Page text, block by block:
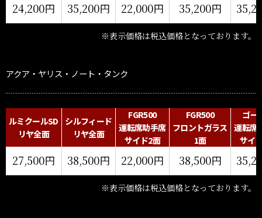
24,200円 35,200円 22,000円 35,200円
※表示価格は税込価格となっております。
アクア・ ヤリス・ノート・タンク
ルミクールSD
リヤ全面
シルフィード
リヤ全面
FGR500
運転席助手席
サイド2面
FGR500
フロントガラス
1面
ゴー
運転席
サイ
27,500円 38,500円 22,000円 38,500円
※表示価格は税込価格となっております。